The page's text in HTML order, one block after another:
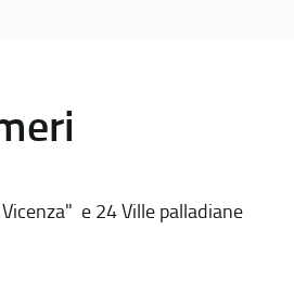
e 24 Ville palladiane